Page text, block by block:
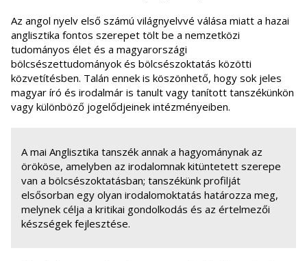
Az angol nyelv első számú világnyelvvé válása miatt a hazai
anglisztika fontos szerepet tölt be a nemzetközi
tudományos élet és a magyarországi
bölcsészettudományok és bölcsészoktatás közötti
közvetítésben. Talán ennek is köszönhető, hogy sok jeles
magyar író és irodalmár is tanult vagy tanított tanszékünkön
vagy különböző jogelődjeinek intézményeiben.
A mai Anglisztika tanszék annak a hagyománynak az
örököse, amelyben az irodalomnak kitüntetett szerepe
van a bölcsészoktatásban; tanszékünk profilját
elsősorban egy olyan irodalomoktatás határozza meg,
melynek célja a kritikai gondolkodás és az értelmezői
készségek fejlesztése.